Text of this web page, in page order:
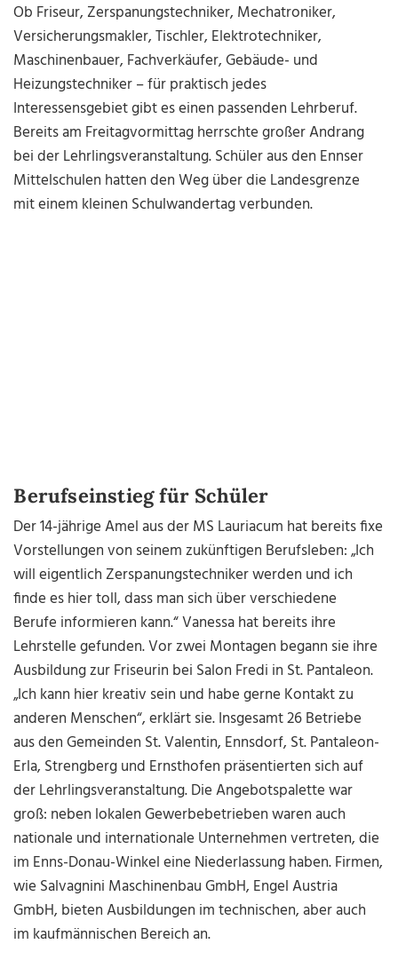
Ob Friseur, Zerspanungstechniker, Mechatroniker,
Versicherungsmakler, Tischler, Elektrotechniker,
Maschinenbauer, Fachverkäufer, Gebäude- und
Heizungstechniker–für praktisch jedes
Interessensgebiet gibt es einen passenden Lehrberuf.
Bereits am Freitagvormittag herrschte großer Andrang
bei der Lehrlingsveranstaltung. Schüler aus den Ennser
Mittelschulen hatten den Weg über die Landesgrenze
mit einem kleinen Schulwandertag verbunden.
Berufseinstieg für Schüler
Der 14-jährige Amel aus der MS Lauriacum hat bereits fixe
Vorstellungen von seinem zukünftigen Berufsleben: „Ich
will eigentlich Zerspanungstechniker werden und ich
finde es hier toll, dass man sich über verschiedene
Berufe informieren kann.“ Vanessa hat bereits ihre
Lehrstelle gefunden. Vor zwei Montagen begann sie ihre
Ausbildung zur Friseurin bei Salon Fredi in St. Pantaleon.
„Ich kann hier kreativ sein und habe gerne Kontakt zu
anderen Menschen“, erklärt sie. Insgesamt 26 Betriebe
aus den Gemeinden St. Valentin, Ennsdorf, St. Pantaleon-
Erla, Strengberg und Ernsthofen präsentierten sich auf
der Lehrlingsveranstaltung. Die Angebotspalette war
groß: neben lokalen Gewerbebetrieben waren auch
nationale und internationale Unternehmen vertreten, die
im Enns-Donau-Winkel eine Niederlassung haben. Firmen,
wie Salvagnini Maschinenbau GmbH, Engel Austria
GmbH, bieten Ausbildungen im technischen, aber auch
im kaufmännischen Bereich an.